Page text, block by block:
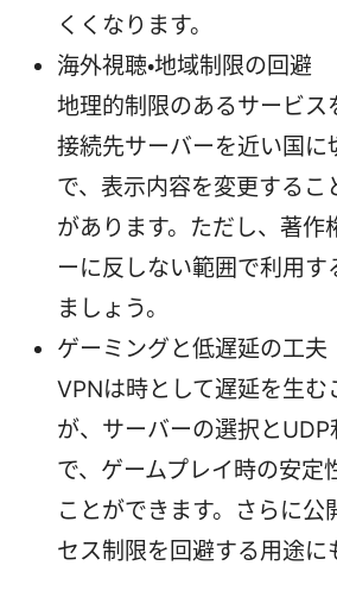
くくなります。
海外視聴・地域制限の回避
地理的制限のあるサービス
接続先サーバーを近い国に
で、表示内容を変更するこ
があります。ただし、著作
ーに反しない範囲で利用す
ましょう。
ゲーミングと低遅延の工夫
VPNは時として遅延を生む
が、サーバーの選択と
で、ゲームプレイ時の安定
ことができます。さらに公
セス制限を回避する用途に